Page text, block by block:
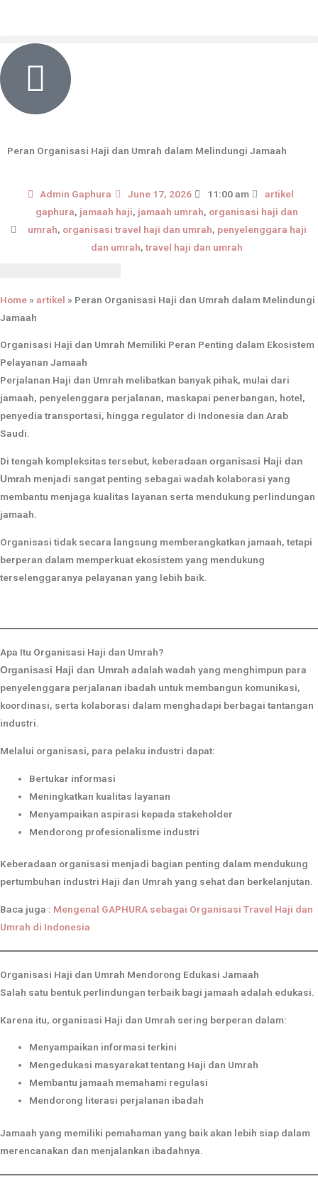
content
Peran Organisasi Haji dan Umrah dalam Melindungi Jamaah
Admin Gaphura June 17, 2026 11:00 am
artikel
gaphura, jamaah haji, jamaah umrah, organisasi haji dan
umrah, organisasi travel haji dan umrah, penyelenggara haji
dan umrah,travel haji dan umrah
Home » artikel » Peran Organisasi Haji dan Umrah dalam Melindungi
Jamaah
Organisasi Haji dan Umrah Memiliki Peran Penting dalam Ekosistem
Pelayanan Jamaah
Perjalanan Haji dan Umrah melibatkan banyak pihak, mulai dari
jamaah, penyelenggara perjalanan, maskapai penerbangan, hotel,
penyedia transportasi, hingga regulator di Indonesia dan Arab
Saudi.
Di tengah kompleksitas tersebut, keberadaan organisasi Haji dan
Umrah menjadi sangat penting sebagai wadah kolaborasi yang
membantu menjaga kualitas layanan serta mendukung perlindungan
jamaah.
Organisasi tidak secara langsung memberangkatkan jamaah, tetapi
berperan dalam memperkuat ekosistem yang mendukung
terselenggaranya pelayanan yang lebih baik.
Apa Itu Organisasi Haji dan Umrah?
Organisasi Haji dan Umrah adalah wadah yang menghimpun para
penyelenggara perjalanan ibadah untuk membangun komunikasi,
koordinasi, serta kolaborasi dalam menghadapi berbagai tantangan
industri.
Melalui organisasi, para pelaku industri dapat:
Bertukar informasi
Meningkatkan kualitas layanan
Menyampaikan aspirasi kepada stakeholder
Mendorong profesionalisme industri
Keberadaan organisasi menjadi bagian penting dalam mendukung
pertumbuhan industri Haji dan Umrah yang sehat dan berkelanjutan.
Baca juga : Mengenal GAPHURA sebagai Organisasi Travel Haji dan
Umrah di Indonesia
Organisasi Haji dan Umrah Mendorong Edukasi Jamaah
Salah satu bentuk perlindungan terbaik bagi jamaah adalah edukasi.
Karena itu, organisasi Haji dan Umrah sering berperan dalam:
Menyampaikan informasi terkini
Mengedukasi masyarakat tentang Haji dan Umrah
Membantu jamaah memahami regulasi
Mendorong literasi perjalanan ibadah
Jamaah yang memiliki pemahaman yang baik akan lebih siap dalam
merencanakan dan menjalankan ibadahnya.